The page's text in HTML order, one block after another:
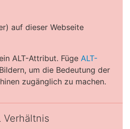
auf dieser Webseite
ALT-Attribut. Füge ALT-
um die Bedeutung der
zugänglich zu machen.
Verhältnis